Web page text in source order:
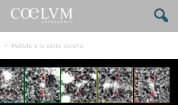
Hubble e le sette sorelle